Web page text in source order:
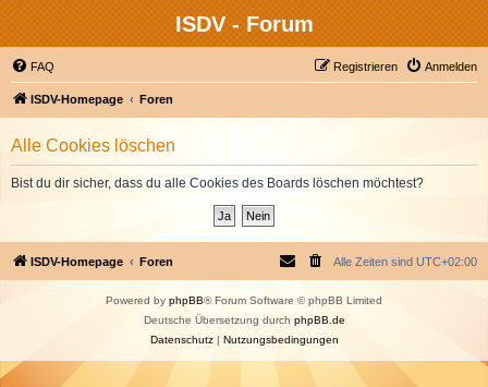
ISDV - Forum
FAQ Anmelden
Registrieren
ISDV-Homepage Foren
Alle Cookies löschen
Bist du dir sicher, dass du alle Cookies des Boards löschen möchtest?
ISDV-Homepage Foren Alle Zeiten sind UTC+02:00
Powered by phpBB® Forum Software © phpBB Limited
Deutsche Übersetzung durch phpBB.de
Datenschutz| Nutzungsbedingungen